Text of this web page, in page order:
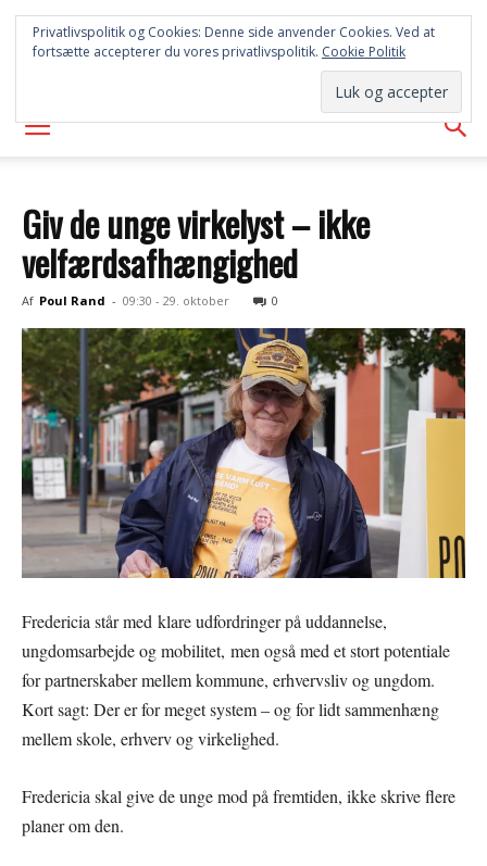
SYD
AVISEN
Giv de unge virkelyst – ikke
velfærdsafhængighed
Af Poul Rand - 09:30 - 29. oktober 0
Fredericia står med klare udfordringer på uddannelse,
ungdomsarbejde og mobilitet, men også med et stort potentiale
for partnerskaber mellem kommune, erhvervsliv og ungdom.
Kort sagt: Der er for meget system – og for lidt sammenhæng
mellem skole, erhverv og virkelighed.
Fredericia skal give de unge mod på fremtiden, ikke skrive flere
planer om den.
Privatlivspolitik og Cookies: Denne side anvender Cookies. Ved at
fortsætte accepterer du vores privatlivspolitik. Cookie Politik